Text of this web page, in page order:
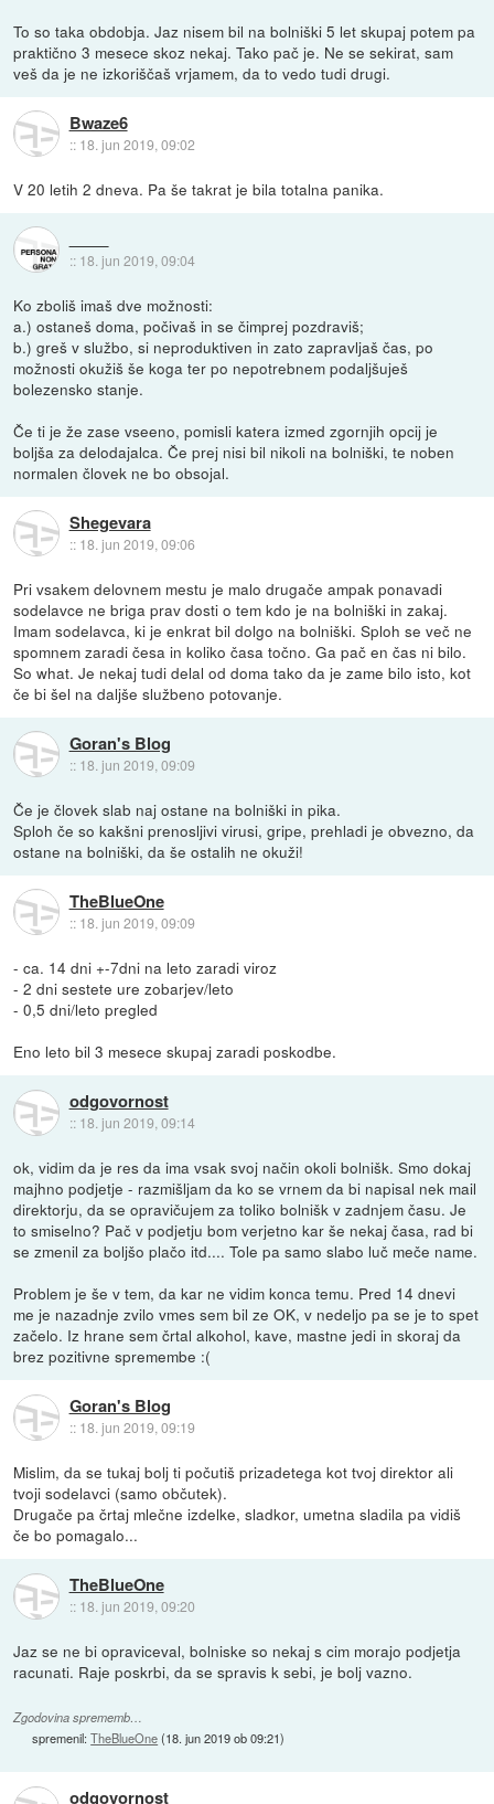
To so taka obdobja. Jaz nisem bil na bolniški 5 let skupaj potem pa
praktično 3 mesece skoz nekaj. Tako pač je. Ne se sekirat, sam
veš da je ne izkoriščaš vrjamem, da to vedo tudi drugi.
Bwaze6
:: 18. jun 2019, 09:02
V 20 letih 2 dneva. Pa še takrat je bila totalna panika.
:: 18. jun 2019, 09:04
Ko zboliš imaš dve možnosti:
a.) ostaneš doma, počivaš in se čimprej pozdraviš;
b.) greš v službo, si neproduktiven in zato zapravljaš čas, po
možnosti okužiš še koga ter po nepotrebnem podaljšuješ
bolezensko stanje.
Če ti je že zase vseeno, pomisli katera izmed zgornjih opcij je
boljša za delodajalca. Če prej nisi bil nikoli na bolniški, te noben
normalen človek ne bo obsojal.
Shegevara
:: 18. jun 2019, 09:06
Pri vsakem delovnem mestu je malo drugače ampak ponavadi
sodelavce ne briga prav dosti o tem kdo je na bolniški in zakaj.
Imam sodelavca, ki je enkrat bil dolgo na bolniški. Sploh se več ne
spomnem zaradi česa in koliko časa točno. Ga pač en čas ni bilo.
So what. Je nekaj tudi delal od doma tako da je zame bilo isto, kot
če bi šel na daljše službeno potovanje.
Goran's Blog
:: 18. jun 2019, 09:09
Če je človek slab naj ostane na bolniški in pika.
Sploh če so kakšni prenosljivi virusi, gripe, prehladi je obvezno, da
ostane na bolniški, da še ostalih ne okuži!
TheBlueOne
:: 18. jun 2019, 09:09
- ca. 14 dni +-7dni na leto zaradi viroz
- 2 dni sestete ure zobarjev/leto
- 0,5 dni/leto pregled
Eno leto bil 3 mesece skupaj zaradi poskodbe.
odgovornost
:: 18. jun 2019, 09:14
ok, vidim da je res da ima vsak svoj način okoli bolnišk. Smo dokaj
majhno podjetje - razmišljam da ko se vrnem da bi napisal nek mail
direktorju, da se opravičujem za toliko bolnišk v zadnjem času. Je
to smiselno? Pač v podjetju bom verjetno kar še nekaj časa, rad bi
se zmenil za boljšo plačo itd.... Tole pa samo slabo luč meče name.
Problem je še v tem, da kar ne vidim konca temu. Pred 14 dnevi
me je nazadnje zvilo vmes sem bil ze OK, v nedeljo pa se je to spet
začelo. Iz hrane sem črtal alkohol, kave, mastne jedi in skoraj da
brez pozitivne spremembe :(
Goran's Blog
:: 18. jun 2019, 09:19
Mislim, da se tukaj bolj ti počutiš prizadetega kot tvoj direktor ali
tvoji sodelavci (samo občutek).
Drugače pa črtaj mlečne izdelke, sladkor, umetna sladila pa vidiš
če bo pomagalo...
TheBlueOne
:: 18. jun 2019, 09:20
Jaz se ne bi opraviceval, bolniske so nekaj s cim morajo podjetja
racunati. Raje poskrbi, da se spravis k sebi, je bolj vazno.
Zgodovina sprememb…
spremenil:TheBlueOne(18. jun 2019 ob 09:21)
odgovornost